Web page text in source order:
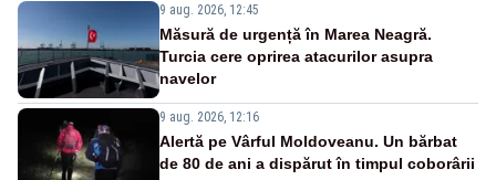
9 aug. 2026, 12:45
Măsură de urgență în Marea Neagră.
Turcia cere oprirea atacurilor asupra
navelor
9 aug. 2026, 12:16
Alertă pe Vârful Moldoveanu. Un bărbat
de 80 de ani a dispărut în timpul coborârii